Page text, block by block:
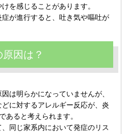
を感じることがあります。
症が進行すると、吐き気や嘔吐が
因は？
は明らかになっていませんが、
に対するアレルギー反応が、炎
あると考えられます。
同じ家系内において発症のリス